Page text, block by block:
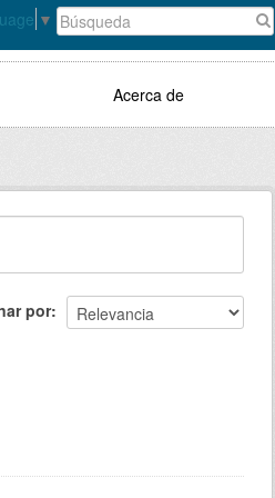
▼
Acerca de
por